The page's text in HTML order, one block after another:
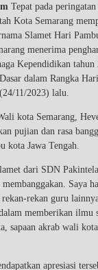
Tepat pada
Kota Semarang
Slamet Hari
menerima
Kependidikan
dalam Rangka
11/2023) lalu.
kota Semarang,
pujian dan rasa
kota Jawa Tengah.
dari SDN
membanggakan. Saya
rekan guru
memberikan ilmu
sapaan akrab wali
apresiasi